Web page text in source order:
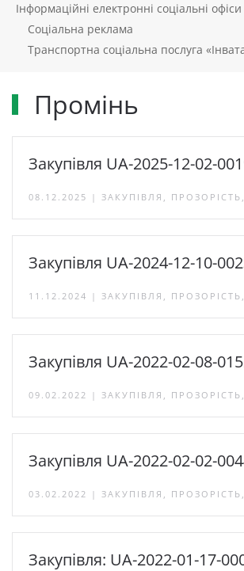
Інформаційні електронні соціальні офіси
Соціальна реклама
Транспортна соціальна послуга
Промінь
Закупівля UA-2025-12-02-
08.12.2025 | ЗАКУПІВЛЯ,
Закупівля UA-2024-12-10-
11.12.2024 | ЗАКУПІВЛЯ,
Закупівля UA-2022-02-08-
09.02.2022 | ЗАКУПІВЛЯ,
Закупівля UA-2022-02-02-
03.02.2022 | ЗАКУПІВЛЯ,
Закупівля: UA-2022-01-17-